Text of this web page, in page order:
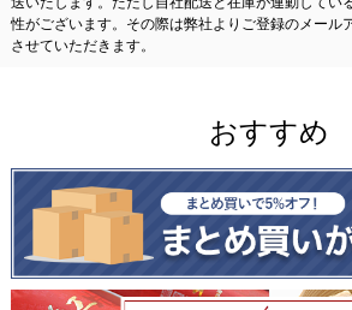
性がございます。その際は弊社よりご登録のメール
させていただきます。
おすすめ